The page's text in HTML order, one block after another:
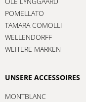
POMELLATO
TAMARA COMOLLI
WELLENDORFF
WEITERE MARKEN
UNSERE ACCESSOIRES
MONTBLANC